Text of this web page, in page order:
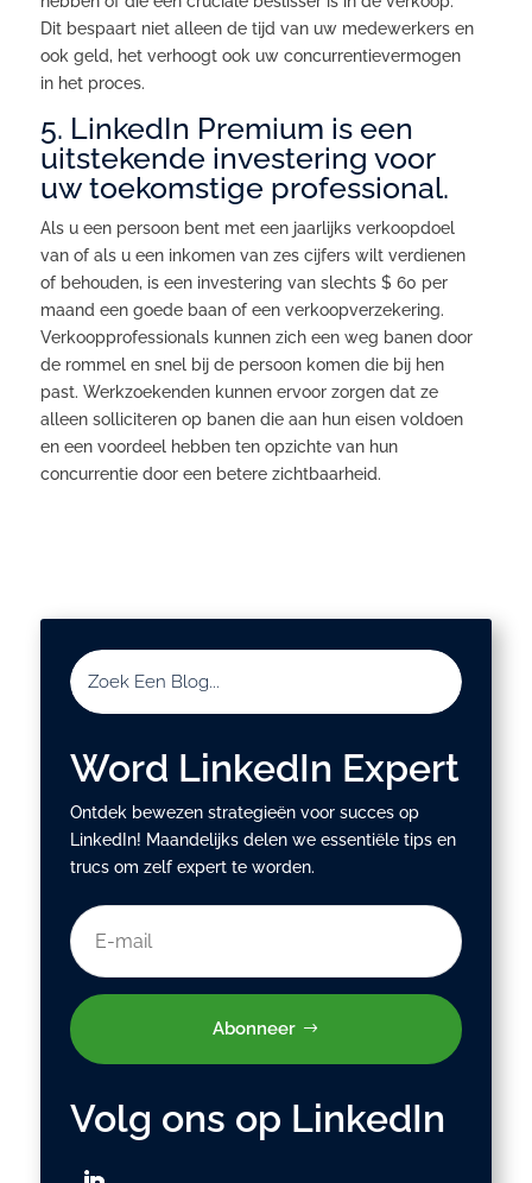
Dit bespaart niet alleen de tijd van uw medewerkers en
ook geld, het verhoogt ook uw concurrentievermogen
in het proces.
5. LinkedIn Premium is een
uitstekende investering voor
uw toekomstige professional.
Als u een persoon bent met een jaarlijks verkoopdoel
van of als u een inkomen van zes cijfers wilt verdienen
of behouden, is een investering van slechts $ 60 per
maand een goede baan of een verkoopverzekering.
Verkoopprofessionals kunnen zich een weg banen door
de rommel en snel bij de persoon komen die bij hen
past. Werkzoekenden kunnen ervoor zorgen dat ze
alleen solliciteren op banen die aan hun eisen voldoen
en een voordeel hebben ten opzichte van hun
concurrentie door een betere zichtbaarheid.
Word LinkedIn Expert
Ontdek bewezen strategieën voor succes op
LinkedIn! Maandelijks delen we essentiële tips en
trucs om zelf expert te worden.
Abonneer
Volg ons op LinkedIn